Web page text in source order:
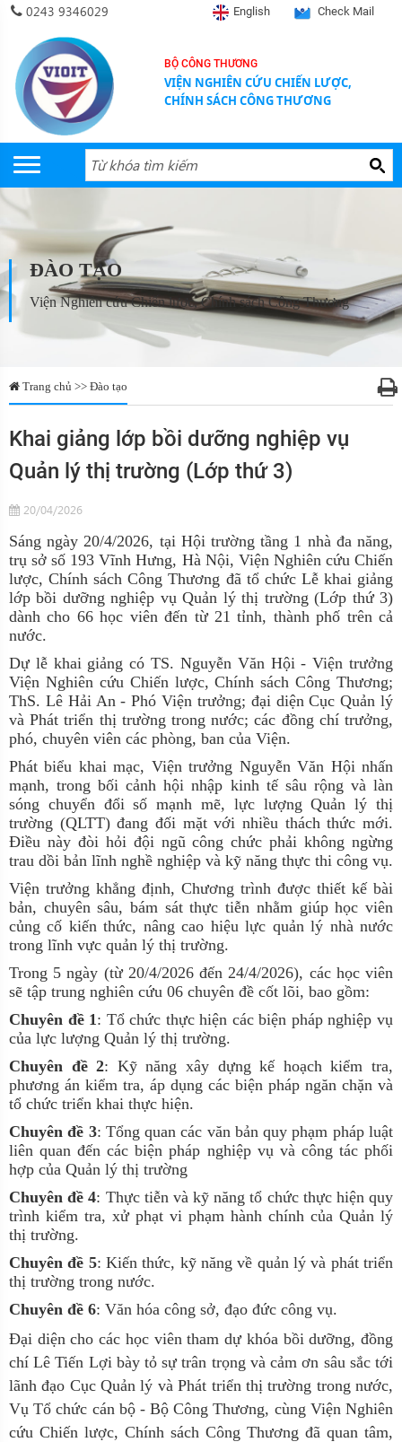
0243 9346029 English Check Mail
BỘ CÔNG THƯƠNG
VIỆN NGHIÊN CỨU CHIẾN LƯỢC,
CHÍNH SÁCH CÔNG THƯƠNG
ĐÀO TẠO
Viện Nghiên cứu Chiến lược, Chính sách Công Thương
Trang chủ >> Đào tạo
Khai giảng lớp bồi dưỡng nghiệp vụ
Quản lý thị trường (Lớp thứ 3)
20/04/2026
Sáng ngày 20/4/2026, tại Hội trường tầng 1 nhà đa năng,
trụ sở số 193 Vĩnh Hưng, Hà Nội, Viện Nghiên cứu Chiến
lược, Chính sách Công Thương đã tổ chức Lễ khai giảng
lớp bồi dưỡng nghiệp vụ Quản lý thị trường (Lớp thứ 3)
dành cho 66 học viên đến từ 21 tỉnh, thành phố trên cả
nước.
Dự lễ khai giảng có TS. Nguyễn Văn Hội - Viện trưởng
Viện Nghiên cứu Chiến lược, Chính sách Công Thương;
ThS. Lê Hải An - Phó Viện trưởng; đại diện Cục Quản lý
và Phát triển thị trường trong nước; các đồng chí trưởng,
phó, chuyên viên các phòng, ban của Viện.
Phát biểu khai mạc, Viện trưởng Nguyễn Văn Hội nhấn
mạnh, trong bối cảnh hội nhập kinh tế sâu rộng và làn
sóng chuyển đổi số mạnh mẽ, lực lượng Quản lý thị
trường (QLTT) đang đối mặt với nhiều thách thức mới.
Điều này đòi hỏi đội ngũ công chức phải không ngừng
trau dồi bản lĩnh nghề nghiệp và kỹ năng thực thi công vụ.
Viện trưởng khẳng định, Chương trình được thiết kế bài
bản, chuyên sâu, bám sát thực tiễn nhằm giúp học viên
củng cố kiến thức, nâng cao hiệu lực quản lý nhà nước
trong lĩnh vực quản lý thị trường.
Trong 5 ngày (từ 20/4/2026 đến 24/4/2026), các học viên
sẽ tập trung nghiên cứu 06 chuyên đề cốt lõi, bao gồm:
Chuyên đề 1: Tổ chức thực hiện các biện pháp nghiệp vụ
của lực lượng Quản lý thị trường.
Chuyên đề 2: Kỹ năng xây dựng kế hoạch kiểm tra,
phương án kiểm tra, áp dụng các biện pháp ngăn chặn và
tổ chức triển khai thực hiện.
Chuyên đề 3: Tổng quan các văn bản quy phạm pháp luật
liên quan đến các biện pháp nghiệp vụ và công tác phối
hợp của Quản lý thị trường
Chuyên đề 4: Thực tiễn và kỹ năng tổ chức thực hiện quy
trình kiểm tra, xử phạt vi phạm hành chính của Quản lý
thị trường.
Chuyên đề 5: Kiến thức, kỹ năng về quản lý và phát triển
thị trường trong nước.
Chuyên đề 6: Văn hóa công sở, đạo đức công vụ.
Đại diện cho các học viên tham dự khóa bồi dưỡng, đồng
chí Lê Tiến Lợi bày tỏ sự trân trọng và cảm ơn sâu sắc tới
lãnh đạo Cục Quản lý và Phát triển thị trường trong nước,
Vụ Tổ chức cán bộ - Bộ Công Thương, cùng Viện Nghiên
cứu Chiến lược, Chính sách Công Thương đã quan tâm,